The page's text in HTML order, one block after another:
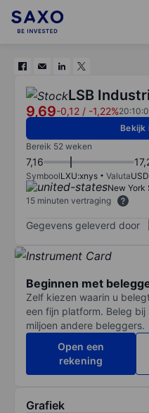
LSB
9,69-0,12 / -1,22%
Bekijk
Bereik 52 weken
7,16
SymboolLXU:xnys ValutaUSD
New York
15 minuten vertraging
Gegevens geleverd door
Beginnen met
Zelf kiezen waarin u
een fijn platform. Beleg bij
miljoen andere beleggers.
Open een
rekening
Grafiek